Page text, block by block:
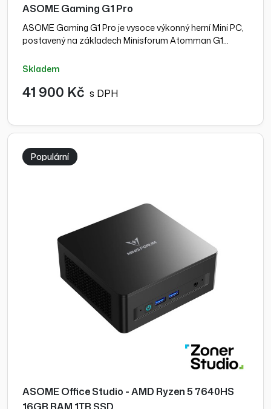
ASOME Gaming G1 Pro
ASOME Gaming G1 Pro je vysoce výkonný herní Mini PC,
postavený na základech Minisforum Atomman G1…
skladem
41 900 Kč s DPH
Populární
ASOME Office Studio - AMD Ryzen 5 7640HS